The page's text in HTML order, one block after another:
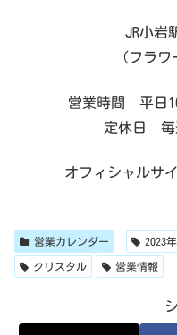
JR小岩
（フラ
営業時間 平日
定休日 毎
オフィシャルサ
営業カレンダー 2023
クリスタル 営業情報